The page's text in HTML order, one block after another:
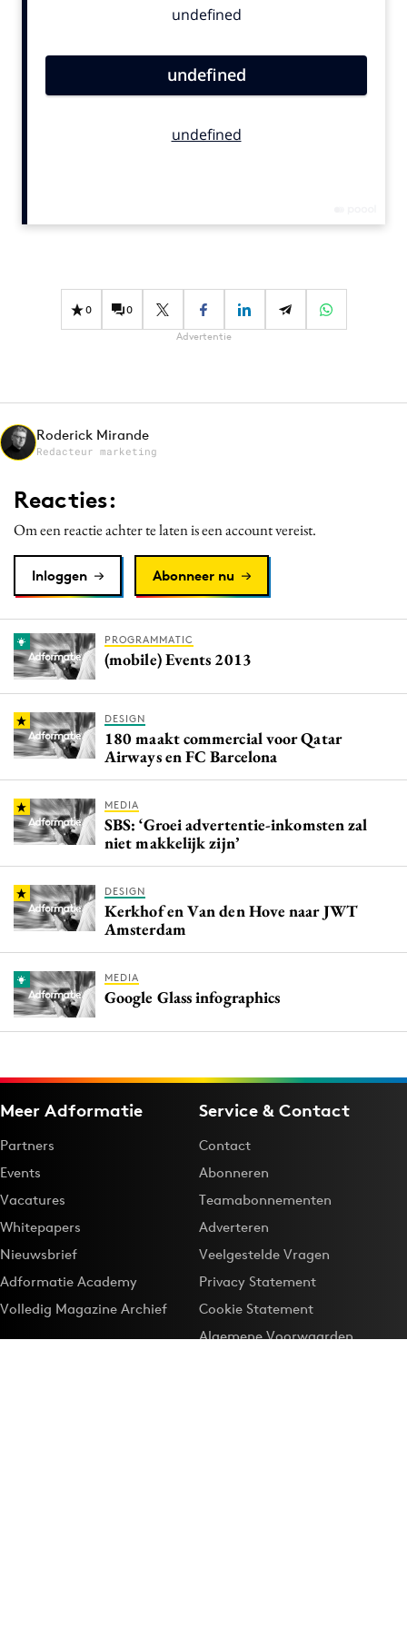
Contentmarketing
Effectiviteit
Gedragsverandering
Martech
Media
Merkstrategie
Programmatic
Purpose Marketing
Reputatie & crisis
0 0
Advertentie
Roderick Mirande
Redacteur marketing
Reacties:
Om een reactie achter te laten is een account vereist.
Inloggen Abonneer nu
PROGRAMMATIC
(mobile) Events 2013
DESIGN
180 maakt commercial voor Qatar
Airways en FC Barcelona
MEDIA
SBS: ‘Groei advertentie-inkomsten zal
niet makkelijk zijn’
DESIGN
Kerkhof en Van den Hove naar JWT
Amsterdam
MEDIA
Google Glass infographics
Meer Adformatie
Partners
Events
Vacatures
Whitepapers
Nieuwsbrief
Adformatie Academy
Volledig Magazine Archief
Service & Contact
Contact
Abonneren
Teamabonnementen
Adverteren
Veelgestelde Vragen
Privacy Statement
Cookie Statement
Algemene Voorwaarden